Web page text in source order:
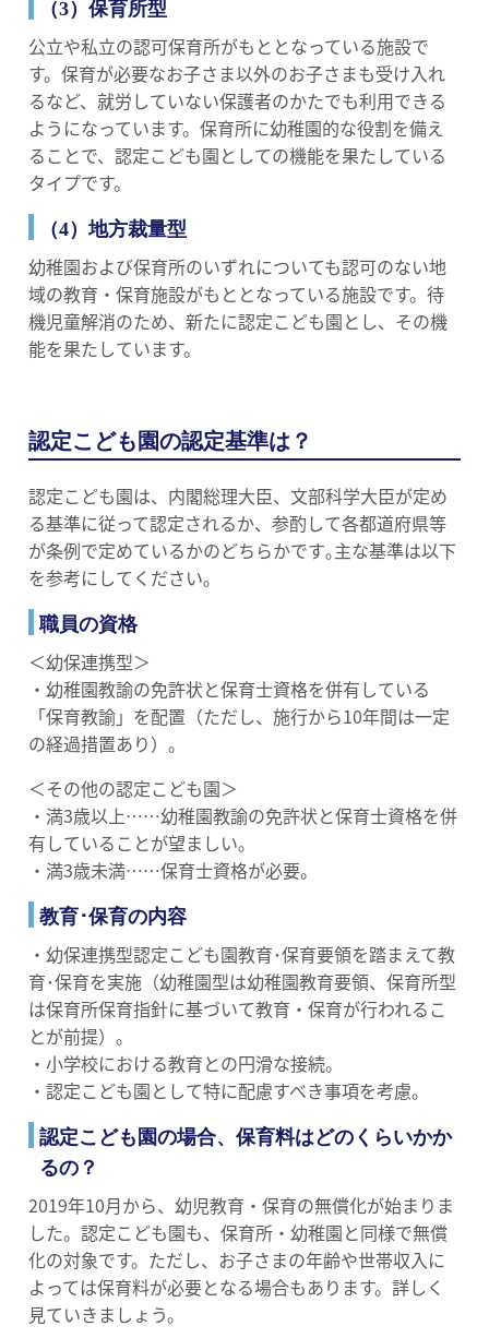
（3）保育所型
公立や私立の認可保育所がもととなっている施設で
す。保育が必要なお子さま以外のお子さまも受け入れ
るなど、就労していない保護者のかたでも利用できる
ようになっています。保育所に幼稚園的な役割を備え
ることで、認定こども園としての機能を果たしている
タイプです。
（4）地方裁量型
幼稚園および保育所のいずれについても認可のない地
域の教育・保育施設がもととなっている施設です。待
機児童解消のため、新たに認定こども園とし、その機
能を果たしています。
認定こども園の認定基準は？
認定こども園は、内閣総理大臣、文部科学大臣が定め
る基準に従って認定されるか、参酌して各都道府県等
が条例で定めているかのどちらかです｡主な基準は以下
を参考にしてください｡
職員の資格
＜幼保連携型＞
・幼稚園教諭の免許状と保育士資格を併有している
「保育教諭」を配置（ただし、施行から10年間は一定
の経過措置あり）。
＜その他の認定こども園＞
・満3歳以上……幼稚園教諭の免許状と保育士資格を併
有していることが望ましい｡
・満3歳未満……保育士資格が必要。
教育･保育の内容
・幼保連携型認定こども園教育･保育要領を踏まえて教
育･保育を実施（幼稚園型は幼稚園教育要領、保育所型
は保育所保育指針に基づいて教育・保育が行われるこ
とが前提）。
・小学校における教育との円滑な接続。
・認定こども園として特に配慮すべき事項を考慮。
認定こども園の場合、保育料はどのくらいかか
るの？
2019年10月から、幼児教育・保育の無償化が始まりま
した。認定こども園も、保育所・幼稚園と同様で無償
化の対象です。ただし、お子さまの年齢や世帯収入に
よっては保育料が必要となる場合もあります。詳しく
見ていきましょう。